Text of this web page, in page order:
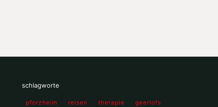
schlagworte
pforzheim reisen therapie
geerlofs